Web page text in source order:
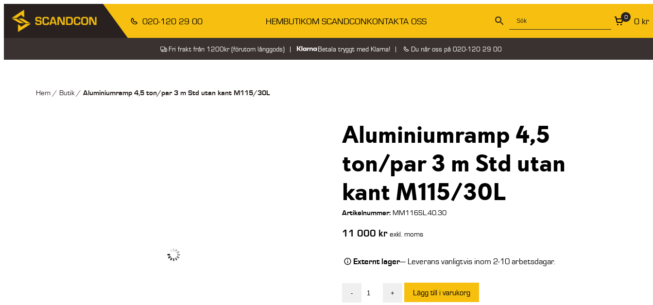
020-120 29 00 HEMBUTIKOM SCANDCONKONTAKTA OSS 0 0 kr
Fri frakt från 1200kr (förutom långgods) Betala tryggt med Klarna! Du når oss på 020-120 29 00
Hem / Butik/Aluminiumramp 4,5 ton/par 3 m Std utan kant M115/30L
Aluminiumramp 4,5
ton/par 3 m Std utan
kant M115/30L
Artikelnummer: MM116SL.40.30
11 000 kr exkl. moms
Externt lager— Leverans vanligtvis inom 2-10 arbetsdagar.
-
Aluminiumramp
+ Lägg till i varukorg